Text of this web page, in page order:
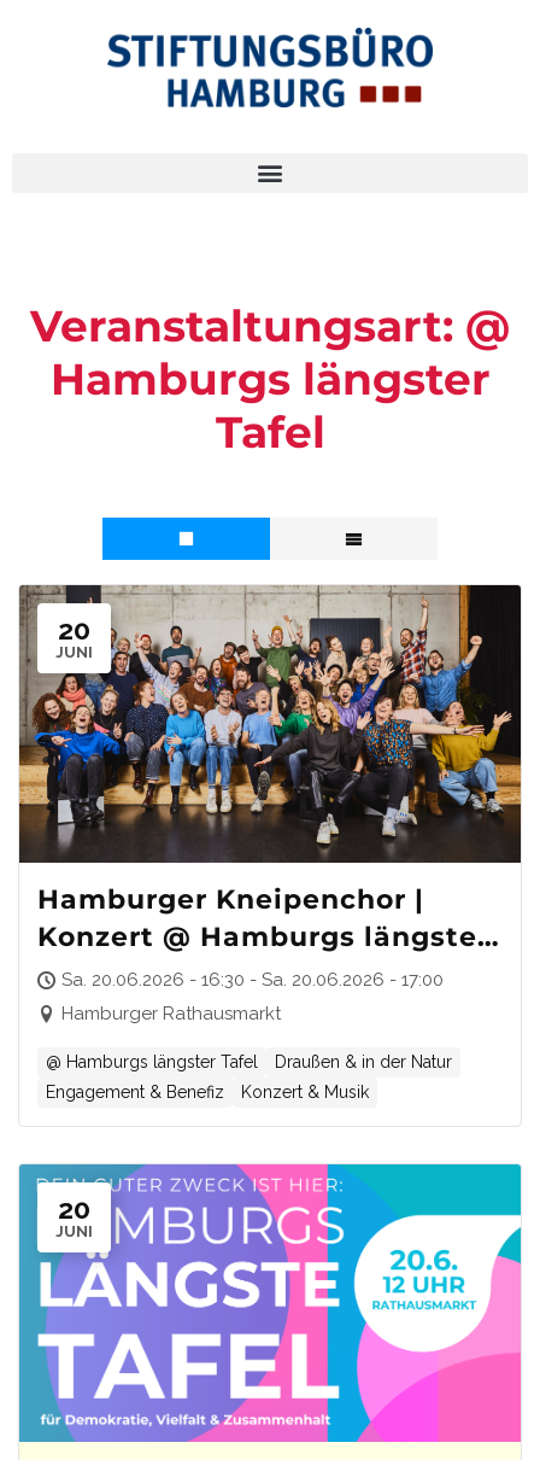
Veranstaltungsart: @
Hamburgs längster
Tafel
20
JUNI
Hamburger Kneipenchor |
Konzert @ Hamburgs längster
Tafel
Sa. 20.06.2026 - 16:30 - Sa. 20.06.2026 - 17:00
Hamburger Rathausmarkt
@ Hamburgs längster Tafel
Draußen & in der Natur
Engagement & Benefiz
Konzert & Musik
20
JUNI